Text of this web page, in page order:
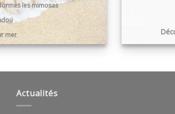
les mimosas
mer
Actualités